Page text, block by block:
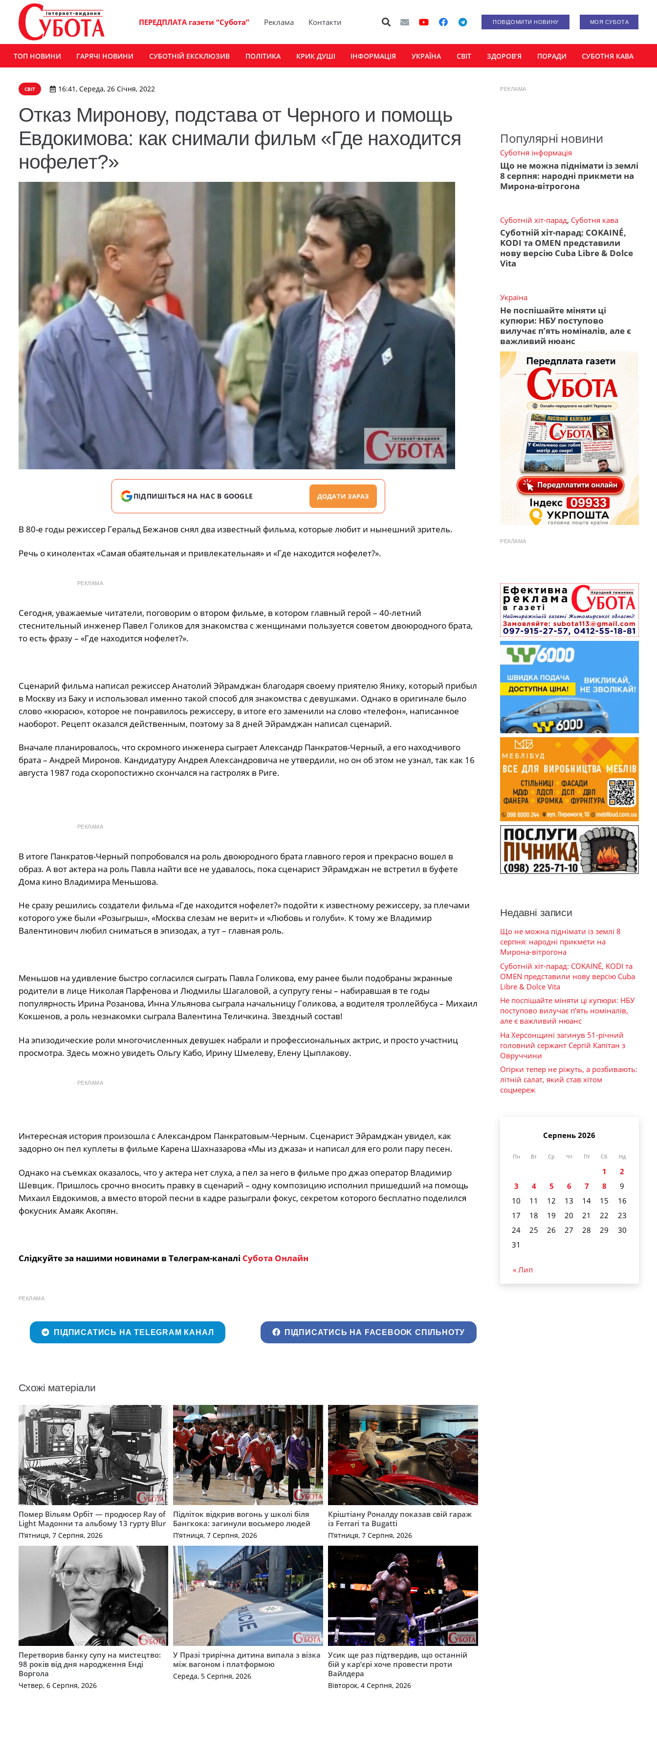
ПЕРЕДПЛАТА газети “Субота” Реклама Контакти ПОВІДОМИТИ НОВИНУ МОЯ СУБОТА
ТОП НОВИНИ ГАРЯЧІ НОВИНИ СУБОТНІЙ ЕКСКЛЮЗИВ ПОЛІТИКА КРИК ДУШІ ІНФОРМАЦІЯ УКРАЇНА СВІТ ЗДОРОВ’Я ПОРАДИ СУБОТНЯ КАВА
СВІТ 16:41, Середа, 26 Січня, 2022
Отказ Миронову, подстава от Черного и помощь
Евдокимова: как снимали фильм «Где находится
нофелет?»
ПІДПИШІТЬСЯ НА НАС В GOOGLE ДОДАТИ ЗАРАЗ
В 80-е годы режиссер Геральд Бежанов снял два известный фильма, которые любит и нынешний зритель.
Речь о кинолентах «Самая обаятельная и привлекательная» и «Где находится нофелет?».
РЕКЛАМА
Сегодня, уважаемые читатели, поговорим о втором фильме, в котором главный герой – 40-летний
стеснительный инженер Павел Голиков для знакомства с женщинами пользуется советом двоюродного брата,
то есть фразу – «Где находится нофелет?».
Сценарий фильма написал режиссер Анатолий Эйрамджан благодаря своему приятелю Янику, который прибыл
в Москву из Баку и использовал именно такой способ для знакомства с девушками. Однако в оригинале было
слово «кюрасю», которое не понравилось режиссеру, в итоге его заменили на слово «телефон», написанное
наоборот. Рецепт оказался действенным, поэтому за 8 дней Эйрамджан написал сценарий.
Вначале планировалось, что скромного инженера сыграет Александр Панкратов-Черный, а его находчивого
брата – Андрей Миронов. Кандидатуру Андрея Александровича не утвердили, но он об этом не узнал, так как 16
августа 1987 года скоропостижно скончался на гастролях в Риге.
РЕКЛАМА
В итоге Панкратов-Черный попробовался на роль двоюродного брата главного героя и прекрасно вошел в
образ. А вот актера на роль Павла найти все не удавалось, пока сценарист Эйрамджан не встретил в буфете
Дома кино Владимира Меньшова.
Не сразу решились создатели фильма «Где находится нофелет?» подойти к известному режиссеру, за плечами
которого уже были «Розыгрыш», «Москва слезам не верит» и «Любовь и голуби». К тому же Владимир
Валентинович любил сниматься в эпизодах, а тут – главная роль.
Меньшов на удивление быстро согласился сыграть Павла Голикова, ему ранее были подобраны экранные
родители в лице Николая Парфенова и Людмилы Шагаловой, а супругу гены – набиравшая в те годы
популярность Ирина Розанова, Инна Ульянова сыграла начальницу Голикова, а водителя троллейбуса – Михаил
Кокшенов, а роль незнакомки сыграла Валентина Теличкина. Звездный состав!
На эпизодические роли многочисленных девушек набрали и профессиональных актрис, и просто участниц
просмотра. Здесь можно увидеть Ольгу Кабо, Ирину Шмелеву, Елену Цыплакову.
РЕКЛАМА
Интересная история произошла с Александром Панкратовым-Черным. Сценарист Эйрамджан увидел, как
задорно он пел куплеты в фильме Карена Шахназарова «Мы из джаза» и написал для его роли пару песен.
Однако на съемках оказалось, что у актера нет слуха, а пел за него в фильме про джаз оператор Владимир
Шевцик. Пришлось срочно вносить правку в сценарий – одну композицию исполнил пришедший на помощь
Михаил Евдокимов, а вместо второй песни в кадре разыграли фокус, секретом которого бесплатно поделился
фокусник Амаяк Акопян.
Слідкуйте за нашими новинами в Телеграм-каналі Субота Онлайн
РЕКЛАМА
ПІДПИСАТИСЬ НА TELEGRAM КАНАЛ ПІДПИСАТИСЬ НА FACEBOOK СПІЛЬНОТУ
Схожі матеріали
Помер Вільям Орбіт — продюсер Ray of
Light Мадонни та альбому 13 гурту Blur
П’ятниця, 7 Серпня, 2026
Підліток відкрив вогонь у школі біля
Бангкока: загинули восьмеро людей
П’ятниця, 7 Серпня, 2026
Кріштіану Роналду показав свій гараж
із Ferrari та Bugatti
П’ятниця, 7 Серпня, 2026
Перетворив банку супу на мистецтво:
98 років від дня народження Енді
Воргола
Четвер, 6 Серпня, 2026
У Празі трирічна дитина випала з візка
між вагоном і платформою
Середа, 5 Серпня, 2026
Усик ще раз підтвердив, що останній
бій у кар’єрі хоче провести проти
Вайлдера
Вівторок, 4 Серпня, 2026
РЕКЛАМА
Популярні новини
Суботня інформація
Що не можна піднімати із землі
8 серпня: народні прикмети на
Мирона-вітрогона
Суботній хіт-парад, Суботня кава
Суботній хіт-парад: COKAINÉ,
KODI та OMEN представили
нову версію Cuba Libre & Dolce
Vita
Україна
Не поспішайте міняти ці
купюри: НБУ поступово
вилучає п’ять номіналів, але є
важливий нюанс
РЕКЛАМА
Недавні записи
Що не можна піднімати із землі 8
серпня: народні прикмети на
Мирона-вітрогона
Суботній хіт-парад: COKAINÉ, KODI та
OMEN представили нову версію Cuba
Libre & Dolce Vita
Не поспішайте міняти ці купюри: НБУ
поступово вилучає п’ять номіналів,
але є важливий нюанс
На Херсонщині загинув 51-річний
головний сержант Сергій Капітан з
Овруччини
Огірки тепер не ріжуть, а розбивають:
літній салат, який став хітом
соцмереж
Серпень 2026
Пн Вт Ср Чт Пт Сб Нд
1
2
3
4 5 6 7 8
9
10
11 12 13 14 15
16
17
18 19 20 21 22
23
24
25 26 27 28 29
30
31
« Лип